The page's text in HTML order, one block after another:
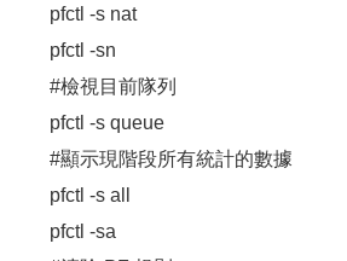
pfctl -s nat
pfctl -sn
#檢視目前隊列
pfctl -s queue
#顯示現階段所有統計的數據
pfctl -s all
pfctl -sa